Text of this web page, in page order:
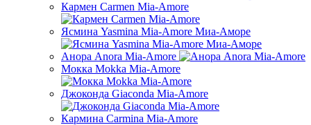
Кармен Carmen Mia-Amore
Ясмина Yasmina Mia-Amore Миа-Аморе
Анора Anora Mia-Amore
Мокка Mokka Mia-Amore
Джоконда Giaconda Mia-Amore
Кармина Carmina Mia-Amore